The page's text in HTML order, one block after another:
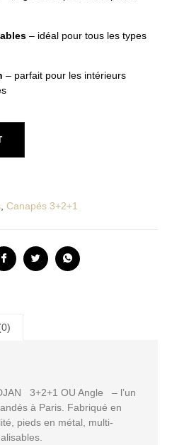
– idéal pour tous les types
– parfait pour les intérieurs
, Canapés 3+2+1
3+2+1 OU Angle – l’un
à Paris. Fabriqué en
pieds en métal, multi-